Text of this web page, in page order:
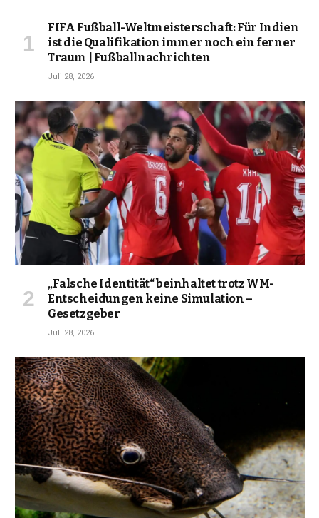
FIFA Fußball-Weltmeisterschaft: Für Indien
ist die Qualifikation immer noch ein ferner
Traum | Fußballnachrichten
Juli 28, 2026
„Falsche Identität“ beinhaltet trotz WM-
Entscheidungen keine Simulation –
Gesetzgeber
Juli 28, 2026